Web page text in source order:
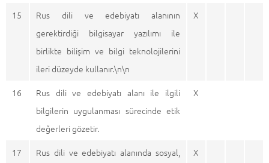
15
Rus dili ve edebiyatı alanının
gerektirdiği bilgisayar yazılımı ile
birlikte bilişim ve bilgi teknolojilerini
ileri düzeyde kullanır.\n\n
X
16
Rus dili ve edebiyatı alanı ile ilgili
bilgilerin uygulanması sürecinde etik
değerleri gözetir.
X
17
Rus dili ve edebiyatı alanında sosyal,
X